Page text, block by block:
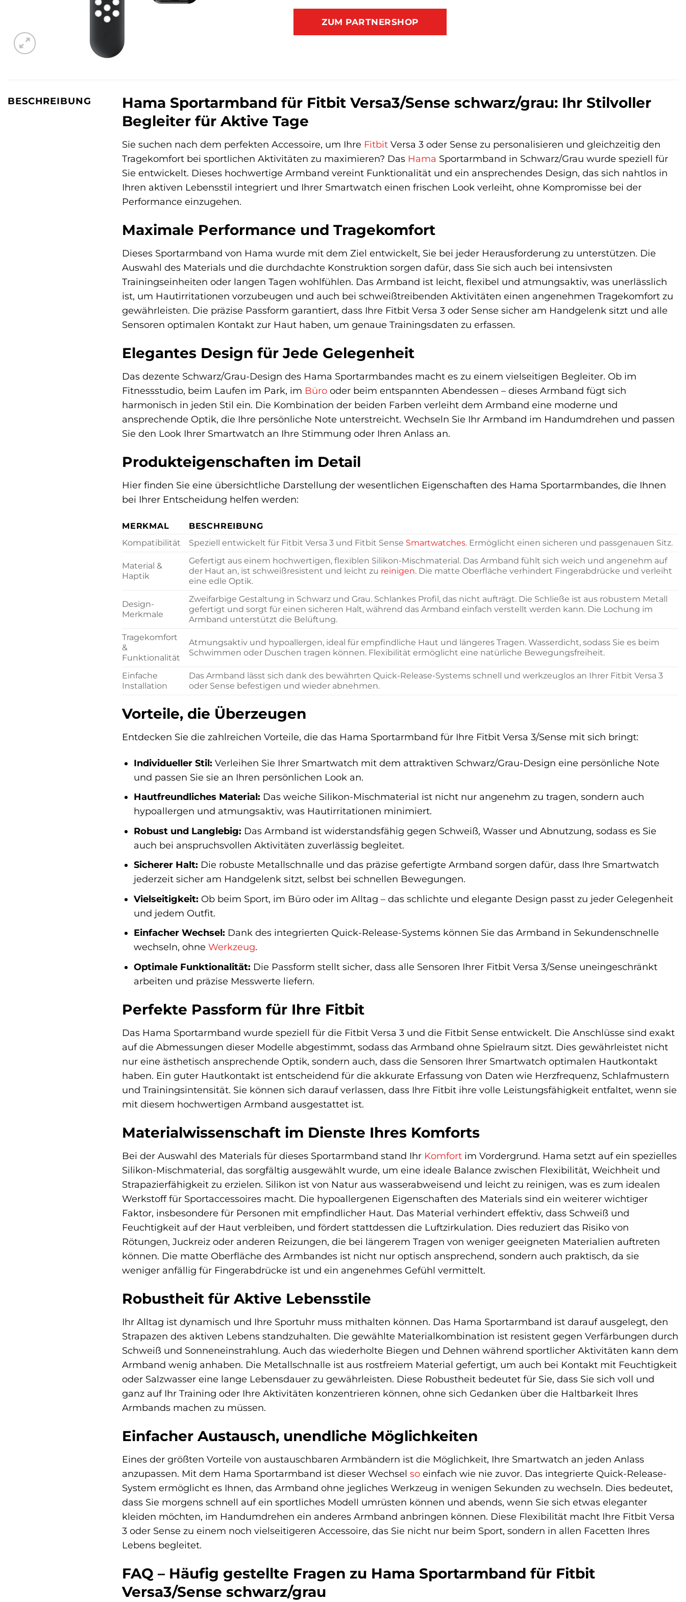
ZUM PARTNERSHOP
BESCHREIBUNG
Hama Sportarmband für Fitbit Versa3/Sense schwarz/grau: Ihr Stilvoller
Begleiter für Aktive Tage
Sie suchen nach dem perfekten Accessoire, um Ihre Fitbit Versa 3 oder Sense zu personalisieren und gleichzeitig den
Tragekomfort bei sportlichen Aktivitäten zu maximieren? Das Hama Sportarmband in Schwarz/Grau wurde speziell für
Sie entwickelt. Dieses hochwertige Armband vereint Funktionalität und ein ansprechendes Design, das sich nahtlos in
Ihren aktiven Lebensstil integriert und Ihrer Smartwatch einen frischen Look verleiht, ohne Kompromisse bei der
Performance einzugehen.
Maximale Performance und Tragekomfort
Dieses Sportarmband von Hama wurde mit dem Ziel entwickelt, Sie bei jeder Herausforderung zu unterstützen. Die
Auswahl des Materials und die durchdachte Konstruktion sorgen dafür, dass Sie sich auch bei intensivsten
Trainingseinheiten oder langen Tagen wohlfühlen. Das Armband ist leicht, flexibel und atmungsaktiv, was unerlässlich
ist, um Hautirritationen vorzubeugen und auch bei schweißtreibenden Aktivitäten einen angenehmen Tragekomfort zu
gewährleisten. Die präzise Passform garantiert, dass Ihre Fitbit Versa 3 oder Sense sicher am Handgelenk sitzt und alle
Sensoren optimalen Kontakt zur Haut haben, um genaue Trainingsdaten zu erfassen.
Elegantes Design für Jede Gelegenheit
Das dezente Schwarz/Grau-Design des Hama Sportarmbandes macht es zu einem vielseitigen Begleiter. Ob im
Fitnessstudio, beim Laufen im Park, im Büro oder beim entspannten Abendessen – dieses Armband fügt sich
harmonisch in jeden Stil ein. Die Kombination der beiden Farben verleiht dem Armband eine moderne und
ansprechende Optik, die Ihre persönliche Note unterstreicht. Wechseln Sie Ihr Armband im Handumdrehen und passen
Sie den Look Ihrer Smartwatch an Ihre Stimmung oder Ihren Anlass an.
Produkteigenschaften im Detail
Hier finden Sie eine übersichtliche Darstellung der wesentlichen Eigenschaften des Hama Sportarmbandes, die Ihnen
bei Ihrer Entscheidung helfen werden:
MERKMAL
BESCHREIBUNG
Kompatibilität
Speziell entwickelt für Fitbit Versa 3 und Fitbit Sense Smartwatches. Ermöglicht einen sicheren und passgenauen Sitz.
Material &
Haptik
Gefertigt aus einem hochwertigen, flexiblen Silikon-Mischmaterial. Das Armband fühlt sich weich und angenehm auf
der Haut an, ist schweißresistent und leicht zu reinigen. Die matte Oberfläche verhindert Fingerabdrücke und verleiht
eine edle Optik.
Design-
Merkmale
Zweifarbige Gestaltung in Schwarz und Grau. Schlankes Profil, das nicht aufträgt. Die Schließe ist aus robustem Metall
gefertigt und sorgt für einen sicheren Halt, während das Armband einfach verstellt werden kann. Die Lochung im
Armband unterstützt die Belüftung.
Tragekomfort
&
Funktionalität
Atmungsaktiv und hypoallergen, ideal für empfindliche Haut und längeres Tragen. Wasserdicht, sodass Sie es beim
Schwimmen oder Duschen tragen können. Flexibilität ermöglicht eine natürliche Bewegungsfreiheit.
Einfache
Installation
Das Armband lässt sich dank des bewährten Quick-Release-Systems schnell und werkzeuglos an Ihrer Fitbit Versa 3
oder Sense befestigen und wieder abnehmen.
Vorteile, die Überzeugen
Entdecken Sie die zahlreichen Vorteile, die das Hama Sportarmband für Ihre Fitbit Versa 3/Sense mit sich bringt:
Individueller Stil: Verleihen Sie Ihrer Smartwatch mit dem attraktiven Schwarz/Grau-Design eine persönliche Note
und passen Sie sie an Ihren persönlichen Look an.
Hautfreundliches Material: Das weiche Silikon-Mischmaterial ist nicht nur angenehm zu tragen, sondern auch
hypoallergen und atmungsaktiv, was Hautirritationen minimiert.
Robust und Langlebig: Das Armband ist widerstandsfähig gegen Schweiß, Wasser und Abnutzung, sodass es Sie
auch bei anspruchsvollen Aktivitäten zuverlässig begleitet.
Sicherer Halt: Die robuste Metallschnalle und das präzise gefertigte Armband sorgen dafür, dass Ihre Smartwatch
jederzeit sicher am Handgelenk sitzt, selbst bei schnellen Bewegungen.
Vielseitigkeit: Ob beim Sport, im Büro oder im Alltag – das schlichte und elegante Design passt zu jeder Gelegenheit
und jedem Outfit.
Einfacher Wechsel: Dank des integrierten Quick-Release-Systems können Sie das Armband in Sekundenschnelle
wechseln, ohne Werkzeug.
Optimale Funktionalität: Die Passform stellt sicher, dass alle Sensoren Ihrer Fitbit Versa 3/Sense uneingeschränkt
arbeiten und präzise Messwerte liefern.
Perfekte Passform für Ihre Fitbit
Das Hama Sportarmband wurde speziell für die Fitbit Versa 3 und die Fitbit Sense entwickelt. Die Anschlüsse sind exakt
auf die Abmessungen dieser Modelle abgestimmt, sodass das Armband ohne Spielraum sitzt. Dies gewährleistet nicht
nur eine ästhetisch ansprechende Optik, sondern auch, dass die Sensoren Ihrer Smartwatch optimalen Hautkontakt
haben. Ein guter Hautkontakt ist entscheidend für die akkurate Erfassung von Daten wie Herzfrequenz, Schlafmustern
und Trainingsintensität. Sie können sich darauf verlassen, dass Ihre Fitbit ihre volle Leistungsfähigkeit entfaltet, wenn sie
mit diesem hochwertigen Armband ausgestattet ist.
Materialwissenschaft im Dienste Ihres Komforts
Bei der Auswahl des Materials für dieses Sportarmband stand Ihr Komfort im Vordergrund. Hama setzt auf ein spezielles
Silikon-Mischmaterial, das sorgfältig ausgewählt wurde, um eine ideale Balance zwischen Flexibilität, Weichheit und
Strapazierfähigkeit zu erzielen. Silikon ist von Natur aus wasserabweisend und leicht zu reinigen, was es zum idealen
Werkstoff für Sportaccessoires macht. Die hypoallergenen Eigenschaften des Materials sind ein weiterer wichtiger
Faktor, insbesondere für Personen mit empfindlicher Haut. Das Material verhindert effektiv, dass Schweiß und
Feuchtigkeit auf der Haut verbleiben, und fördert stattdessen die Luftzirkulation. Dies reduziert das Risiko von
Rötungen, Juckreiz oder anderen Reizungen, die bei längerem Tragen von weniger geeigneten Materialien auftreten
können. Die matte Oberfläche des Armbandes ist nicht nur optisch ansprechend, sondern auch praktisch, da sie
weniger anfällig für Fingerabdrücke ist und ein angenehmes Gefühl vermittelt.
Robustheit für Aktive Lebensstile
Ihr Alltag ist dynamisch und Ihre Sportuhr muss mithalten können. Das Hama Sportarmband ist darauf ausgelegt, den
Strapazen des aktiven Lebens standzuhalten. Die gewählte Materialkombination ist resistent gegen Verfärbungen durch
Schweiß und Sonneneinstrahlung. Auch das wiederholte Biegen und Dehnen während sportlicher Aktivitäten kann dem
Armband wenig anhaben. Die Metallschnalle ist aus rostfreiem Material gefertigt, um auch bei Kontakt mit Feuchtigkeit
oder Salzwasser eine lange Lebensdauer zu gewährleisten. Diese Robustheit bedeutet für Sie, dass Sie sich voll und
ganz auf Ihr Training oder Ihre Aktivitäten konzentrieren können, ohne sich Gedanken über die Haltbarkeit Ihres
Armbands machen zu müssen.
Einfacher Austausch, unendliche Möglichkeiten
Eines der größten Vorteile von austauschbaren Armbändern ist die Möglichkeit, Ihre Smartwatch an jeden Anlass
anzupassen. Mit dem Hama Sportarmband ist dieser Wechsel so einfach wie nie zuvor. Das integrierte Quick-Release-
System ermöglicht es Ihnen, das Armband ohne jegliches Werkzeug in wenigen Sekunden zu wechseln. Dies bedeutet,
dass Sie morgens schnell auf ein sportliches Modell umrüsten können und abends, wenn Sie sich etwas eleganter
kleiden möchten, im Handumdrehen ein anderes Armband anbringen können. Diese Flexibilität macht Ihre Fitbit Versa
3 oder Sense zu einem noch vielseitigeren Accessoire, das Sie nicht nur beim Sport, sondern in allen Facetten Ihres
Lebens begleitet.
FAQ – Häufig gestellte Fragen zu Hama Sportarmband für Fitbit
Versa3/Sense schwarz/grau